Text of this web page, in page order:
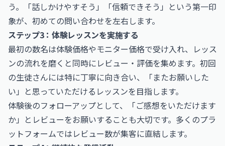
う。「話しかけやすそう」「信頼できそう」という第一印
象が、初めての問い合わせを左右します。
ステップ3：体験レッスンを実施する
最初の数名は体験価格やモニター価格で受け入れ、レッス
ンの流れを磨くと同時にレビュー・評価を集めます。初回
の生徒さんには特に丁寧に向き合い、「またお願いした
い」と思っていただけるレッスンを目指します。
体験後のフォローアップとして、「ご感想をいただけます
か」とレビューをお願いすることも大切です。多くのプラ
ットフォームではレビュー数が集客に直結します。